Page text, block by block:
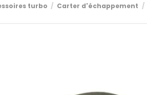
turbo Carter d'échappement